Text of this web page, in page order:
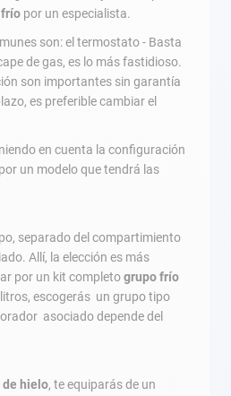
por un especialista.
son: el termostato - Basta
de gas, es lo más fastidioso.
son importantes sin garantía
es preferible cambiar el
en cuenta la configuración
un modelo que tendrá las
separado del compartimiento
Allí, la elección es más
por un kit completogrupo frío
escogerás un grupo tipo
asociado depende del
hielo, te equiparás de un